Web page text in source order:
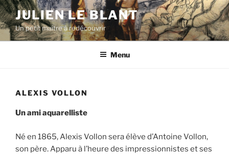
Aller
au
contenu
principal
JULIEN LE BLANT
Un petit maître à redécouvrir
Menu
ALEXIS VOLLON
Un ami aquarelliste
Né en 1865, Alexis Vollon sera élève d’Antoine Vollon,
son père. Apparu à l’heure des impressionnistes et ses